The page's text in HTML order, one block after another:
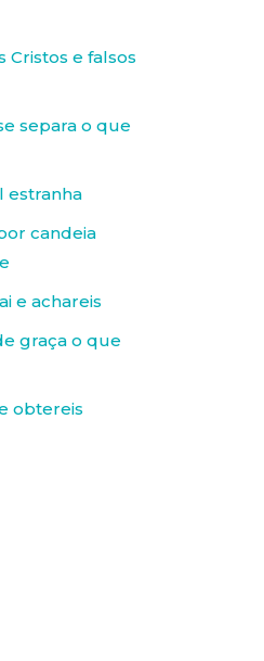
Cristos e falsos
separa o que
estranha
candeia
e achareis
graça o que
obtereis